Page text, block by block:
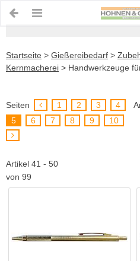
Startseite > Gießereibedarf >
Kernmacherei > Handwerkzeuge
Seiten 1 2 3
4
5
6 7 8 9 10
Artikel 41 - 50
von 99